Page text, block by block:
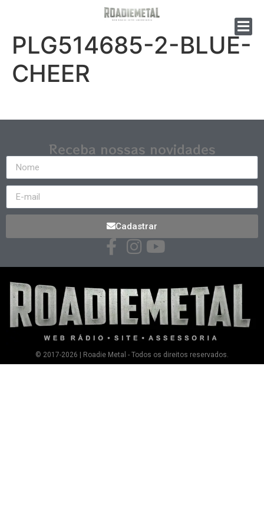
PLG514685-2-BLUE-
CHEER
Receba nossas novidades
Cadastrar
© 2017-2026 | Roadie Metal - Todos os direitos reservados.